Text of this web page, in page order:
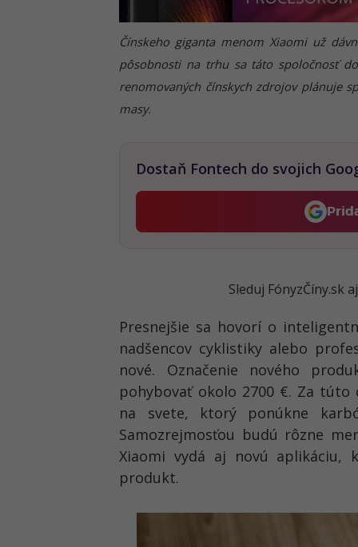
Čínskeho giganta menom Xiaomi už
pôsobnosti na trhu sa táto spoločnosť
renomovaných čínskych zdrojov plánuje
masy.
Dostaň Fontech do svojich
Sleduj FónyzČíny.sk
Presnejšie sa hovorí o
nadšencov cyklistiky alebo
nové. Označenie nového
pohybovať okolo 2700 €. Za
na svete, ktorý ponúkne
Samozrejmosťou budú rôzne
Xiaomi vydá aj novú aplikáciu,
produkt.